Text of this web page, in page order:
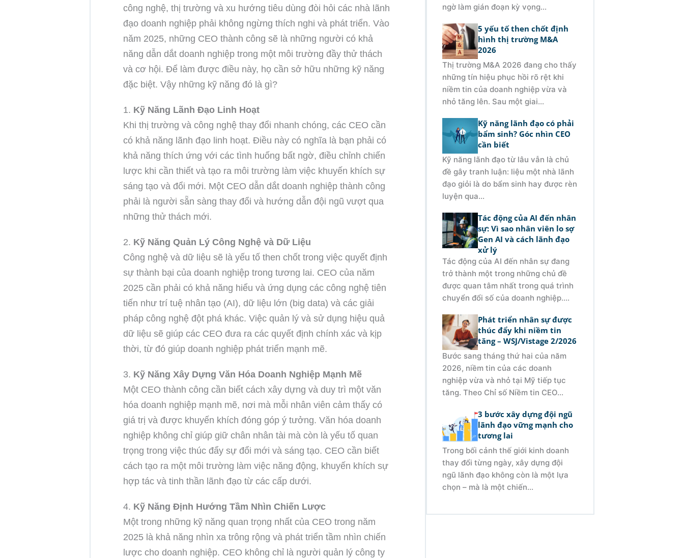
ngờ làm gián đoạn kỳ vọng...
5 yếu tố then chốt định
hình thị trường M&A
2026
Thị trường M&A 2026 đang cho thấy
những tín hiệu phục hồi rõ rệt khi
niềm tin của doanh nghiệp vừa và
nhỏ tăng lên. Sau một giai...
Kỹ năng lãnh đạo có phải
bẩm sinh? Góc nhìn CEO
cần biết
Kỹ năng lãnh đạo từ lâu vẫn là chủ
đề gây tranh luận: liệu một nhà lãnh
đạo giỏi là do bẩm sinh hay được rèn
luyện qua...
Tác động của AI đến nhân
sự: Vì sao nhân viên lo sợ
Gen AI và cách lãnh đạo
xử lý
Tác động của AI đến nhân sự đang
trở thành một trong những chủ đề
được quan tâm nhất trong quá trình
chuyển đổi số của doanh nghiệp....
Phát triển nhân sự được
thúc đẩy khi niềm tin
tăng – WSJ/Vistage 2/2026
Bước sang tháng thứ hai của năm
2026, niềm tin của các doanh
nghiệp vừa và nhỏ tại Mỹ tiếp tục
tăng. Theo Chỉ số Niềm tin CEO...
3 bước xây dựng đội ngũ
lãnh đạo vững mạnh cho
tương lai
Trong bối cảnh thế giới kinh doanh
thay đổi từng ngày, xây dựng đội
ngũ lãnh đạo không còn là một lựa
chọn – mà là một chiến...
công nghệ, thị trường và xu hướng tiêu dùng đòi hỏi các nhà lãnh
đạo doanh nghiệp phải không ngừng thích nghi và phát triển. Vào
năm 2025, những CEO thành công sẽ là những người có khả
năng dẫn dắt doanh nghiệp trong một môi trường đầy thử thách
và cơ hội. Để làm được điều này, họ cần sở hữu những kỹ năng
đặc biệt. Vậy những kỹ năng đó là gì?
1. Kỹ Năng Lãnh Đạo Linh Hoạt
Khi thị trường và công nghệ thay đổi nhanh chóng, các CEO cần
có khả năng lãnh đạo linh hoạt. Điều này có nghĩa là bạn phải có
khả năng thích ứng với các tình huống bất ngờ, điều chỉnh chiến
lược khi cần thiết và tạo ra môi trường làm việc khuyến khích sự
sáng tạo và đổi mới. Một CEO dẫn dắt doanh nghiệp thành công
phải là người sẵn sàng thay đổi và hướng dẫn đội ngũ vượt qua
những thử thách mới.
2. Kỹ Năng Quản Lý Công Nghệ và Dữ Liệu
Công nghệ và dữ liệu sẽ là yếu tố then chốt trong việc quyết định
sự thành bại của doanh nghiệp trong tương lai. CEO của năm
2025 cần phải có khả năng hiểu và ứng dụng các công nghệ tiên
tiến như trí tuệ nhân tạo (AI), dữ liệu lớn (big data) và các giải
pháp công nghệ đột phá khác. Việc quản lý và sử dụng hiệu quả
dữ liệu sẽ giúp các CEO đưa ra các quyết định chính xác và kịp
thời, từ đó giúp doanh nghiệp phát triển mạnh mẽ.
3. Kỹ Năng Xây Dựng Văn Hóa Doanh Nghiệp Mạnh Mẽ
Một CEO thành công cần biết cách xây dựng và duy trì một văn
hóa doanh nghiệp mạnh mẽ, nơi mà mỗi nhân viên cảm thấy có
giá trị và được khuyến khích đóng góp ý tưởng. Văn hóa doanh
nghiệp không chỉ giúp giữ chân nhân tài mà còn là yếu tố quan
trọng trong việc thúc đẩy sự đổi mới và sáng tạo. CEO cần biết
cách tạo ra một môi trường làm việc năng động, khuyến khích sự
hợp tác và tinh thần lãnh đạo từ các cấp dưới.
4. Kỹ Năng Định Hướng Tầm Nhìn Chiến Lược
Một trong những kỹ năng quan trọng nhất của CEO trong năm
2025 là khả năng nhìn xa trông rộng và phát triển tầm nhìn chiến
lược cho doanh nghiệp. CEO không chỉ là người quản lý công ty